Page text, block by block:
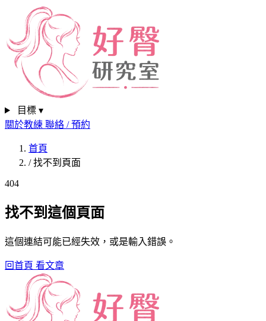
目標 ▾
關於教練 聯絡 / 預約
首頁
/ 找不到頁面
404
找不到這個頁面
這個連結可能已經失效，或是輸入錯誤。
回首頁 看文章